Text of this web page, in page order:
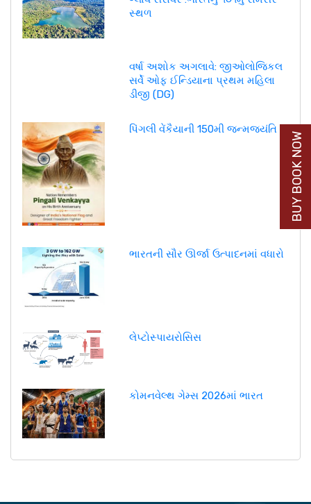
સ્થળ
વર્ષા અશોક અગલાવે: જીઓલોજિકલ
સર્વે ઓફ ઈન્ડિયાના પ્રથમ મહિલા
ડીજી (DG)
પિંગલી વેંકૈયાની 150મી જન્મજયંતિ
ભારતની સૌર ઊર્જા ઉત્પાદનમાં વધારો
લેપ્ટોસ્પાયરોસિસ
કોમનવેલ્થ ગેમ્સ 2026માં ભારત
BUY BOOK NOW